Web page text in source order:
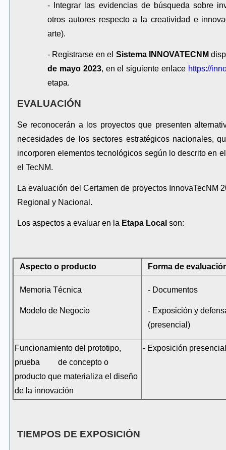
- Integrar las evidencias de búsqueda sobre
otros autores respecto a la creatividad e
arte).
- Registrarse en el Sistema INNOVATECNM
de mayo 2023, en el siguiente enlace https://
etapa.
EVALUACIÓN
Se reconocerán a los proyectos que presenten
necesidades de los sectores estratégicos nacionales,
incorporen elementos tecnológicos según lo descrito en
el TecNM.
La evaluación del Certamen de proyectos InnovaTecNM
Regional y Nacional.
Los aspectos a evaluar en la Etapa Local son:
Aspecto o producto Forma de
Memoria Técnica
Modelo de Negocio
- Documentos
- Exposición y
(presencial)
Funcionamiento del prototipo,
prueba de concepto o
producto que materializa el diseño
de la innovación
- Exposición
TIEMPOS DE EXPOSICIÓN